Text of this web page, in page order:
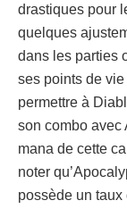
drastiques pour
quelques
dans les parties
ses points de
permettre à
son combo avec
mana de cette
noter
possède un